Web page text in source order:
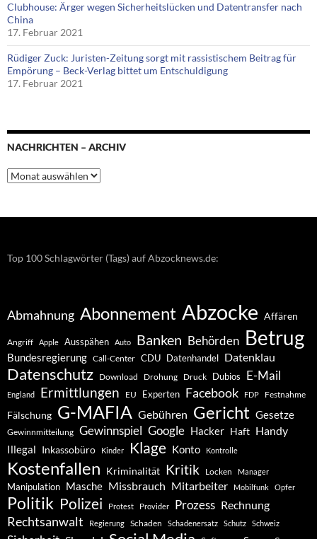
Clubhouse: Ärger wegen Sicherheitslücken und Datentransfer nach
China
17. Februar 2021
Rüdiger Zuck: Juristen-Zeitung sorgt mit rassistischem Beitrag für
Empörung – Beck-Verlag bittet um Entschuldigung
17. Februar 2021
NACHRICHTEN – ARCHIV
Nachrichten
–
Top 100 Schlagwörter (Tags) auf Abzocknews.de:
Abmahnung Abonnement Abzocke Affären
Angriff Apple Ausspähen Auto Banken Behörden Betrug
Bundesregierung Call-Center CDU Datenhandel Datenklau
Datenschutz Download Drohung Druck Dubios E-Mail
England Ermittlungen EU Experten Facebook FDP Festnahme
Fälschung G-MAFIA Gebühren Gericht Gesetze
Gewinnmitteilung Gewinnspiel Google Hacker Haft Handy
Illegal Inkassobüro Kinder Klage Konto Kontrolle
Kostenfallen Kriminalität Kritik Locken Manager
Manipulation Masche Missbrauch Mitarbeiter Mobilfunk Opfer
Politik Polizei Protest Provider Prozess Rechnung
Rechtsanwalt Regierung Schaden Schadenersatz Schutz Schweiz